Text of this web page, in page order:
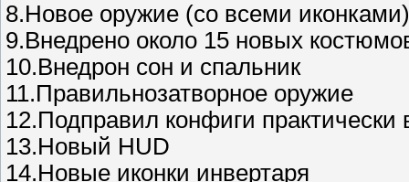
8.Новое оружие (со всеми иконками)
9.Внедрено около 15 новых
10.Внедрон сон и спальник
11.Правильнозатворное оружие
12.Подправил конфиги практически
13.Новый HUD
14.Новые иконки инвертаря